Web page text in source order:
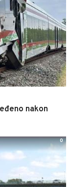
nakon
0